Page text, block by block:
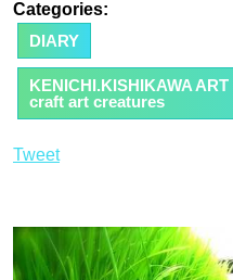
Categories:
DIARY
KENICHI.KISHIKAWA
craft art creatures
Tweet
動
画